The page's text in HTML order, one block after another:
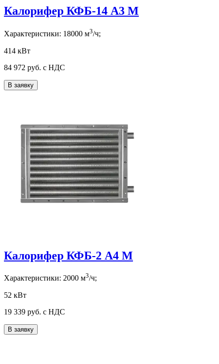
Калорифер КФБ-14 А3 М
Характеристики: 18000 м3/ч;
414 кВт
84 972 руб. с НДС
В заявку
Калорифер КФБ-2 А4 М
Характеристики: 2000 м3/ч;
52 кВт
19 339 руб. с НДС
В заявку